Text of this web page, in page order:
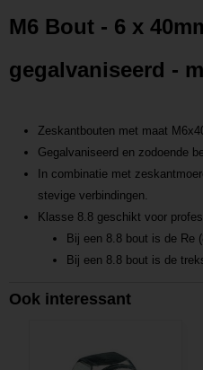
P201792214275
M6 Bout - 6 x
gegalvaniseerd -
Zeskantbouten met maat
Gegalvaniseerd en zodoende
In combinatie met
stevige verbindingen.
Klasse 8.8 geschikt voor
Bij een 8.8 bout is de Re
Bij een 8.8 bout is de
ouw als voor hobbymatige
assortiment zijn verzinkt en
biedt GAMMA’s assortiment ook
passen op deze bouten. Zoekt u
Ook interessant